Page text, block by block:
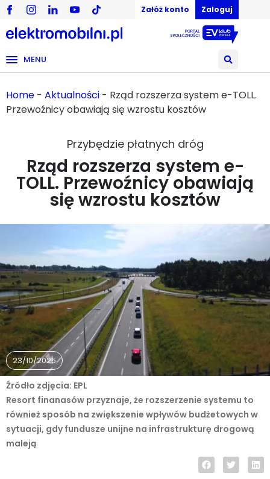
Załóż konto Zaloguj
MENU
Home - Aktualności - Rząd rozszerza system e-TOLL.
Przewoźnicy obawiają się wzrostu kosztów
Przybędzie płatnych dróg
Rząd rozszerza system e-
TOLL. Przewoźnicy obawiają
się wzrostu kosztów
23/10/2025
Resort finanasów przyznaje, że rozszerzenie systemu to
również sposób na zwiększenie wpływów budżetowych w
sytuacji, gdy fundusze unijne na infrastrukturę drogową
maleją
Źródło zdjęcia: EPL